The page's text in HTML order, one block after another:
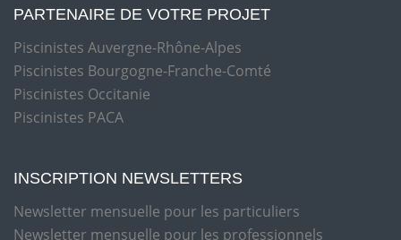
PARTENAIRE DE VOTRE PROJET
Piscinistes Auvergne-Rhône-Alpes
Piscinistes Bourgogne-Franche-Comté
Piscinistes Occitanie
Piscinistes PACA
INSCRIPTION NEWSLETTERS
Newsletter mensuelle pour les particuliers
Newsletter mensuelle pour les professionnels